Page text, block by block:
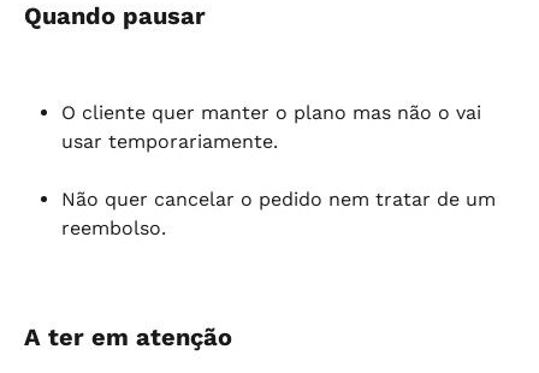
Quando pausar
O cliente quer manter o plano mas não o vai
usar temporariamente.
Não quer cancelar o pedido nem tratar de um
reembolso.
A ter em atenção